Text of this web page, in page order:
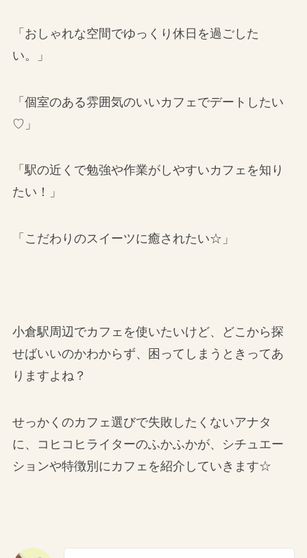
「おしゃれな空間でゆっくり休日を過ごした
い。」
「個室のある雰囲気のいいカフェでデートしたい
♡」
「駅の近くで勉強や作業がしやすいカフェを知り
たい！」
「こだわりのスイーツに癒されたい☆」
小倉駅周辺でカフェを使いたいけど、どこから探
せばいいのかわからず、困ってしまうときってあ
りますよね？
せっかくのカフェ選びで失敗したくないアナタ
に、コヒコヒライターのふかふかが、シチュエー
ションや特徴別にカフェを紹介していきます☆